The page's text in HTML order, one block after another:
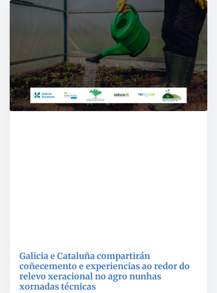
Galicia e Cataluña compartirán
coñecemento e experiencias ao redor do
relevo xeracional no agro nunhas
xornadas técnicas